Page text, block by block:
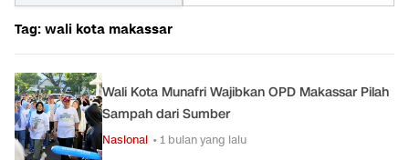
Tag: wali kota makassar
Wali Kota Munafri Wajibkan OPD Makassar Pilah
Sampah dari Sumber
Nasional • 1 bulan yang lalu